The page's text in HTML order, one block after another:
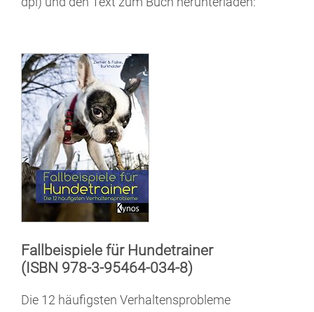
Fallbeispiele für Hundetrainer
(ISBN 978-3-95464-034-8)
Die 12 häufigsten Verhaltensprobleme